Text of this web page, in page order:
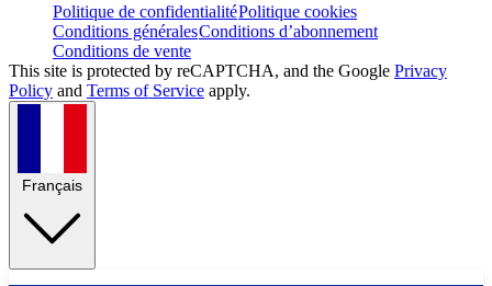
Politique de confidentialitéPolitique cookies
Conditions généralesConditions d’abonnement
Conditions de vente
This site is protected by reCAPTCHA, and the Google Privacy
Policy and Terms of Service apply.
Français